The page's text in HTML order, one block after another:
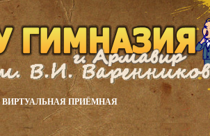
ВИРТУАЛЬНАЯ ПРИЁМНАЯ